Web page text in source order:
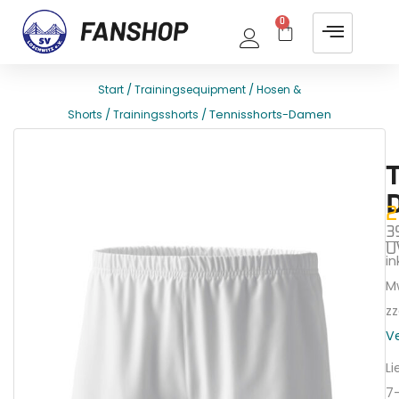
0
Start /Trainingsequipment /Hosen &
Shorts /Trainingsshorts / Tennisshorts-Damen